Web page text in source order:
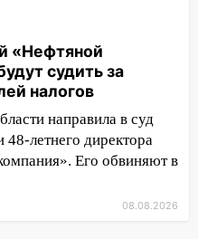
будут
млн рублей
пострадали
и
«Нефтяной
судить за
налогов
направила в суд
летнего директора
Его обвиняют в
08.08.2026